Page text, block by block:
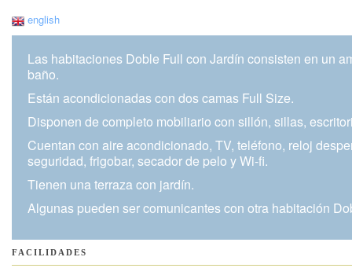
english
Las habitaciones Doble Full con Jardín consisten en un
baño.
Están acondicionadas con dos camas Full Size.
Disponen de completo mobiliario con sillón, sillas,
Cuentan con aire acondicionado, TV, teléfono, reloj
seguridad, frigobar, secador de pelo y Wi-fi.
Tienen una terraza con jardín.
Algunas pueden ser comunicantes con otra habitación
FACILIDADES